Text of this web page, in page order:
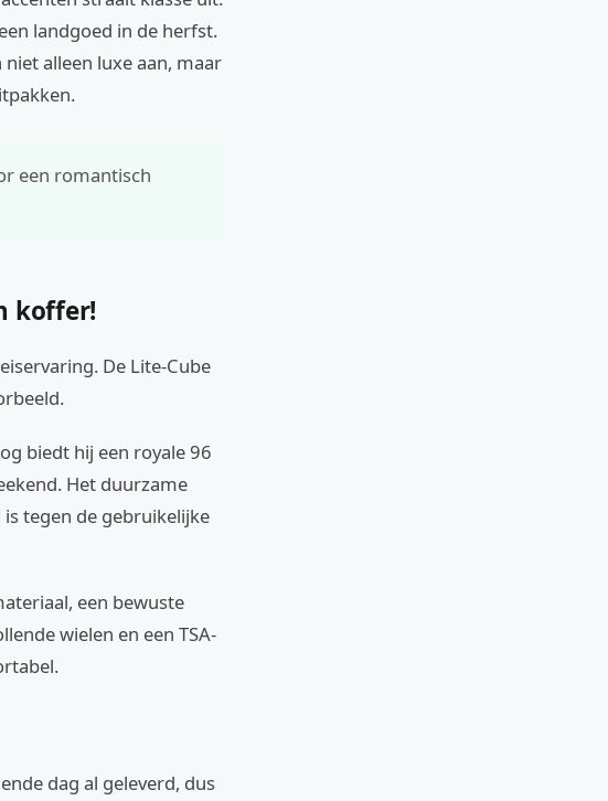
landgoed in de herfst.
alleen luxe aan, maar
een romantisch
koffer!
De Lite-Cube
biedt hij een royale 96
Het duurzame
tegen de gebruikelijke
een bewuste
wielen en een TSA-
dag al geleverd, dus